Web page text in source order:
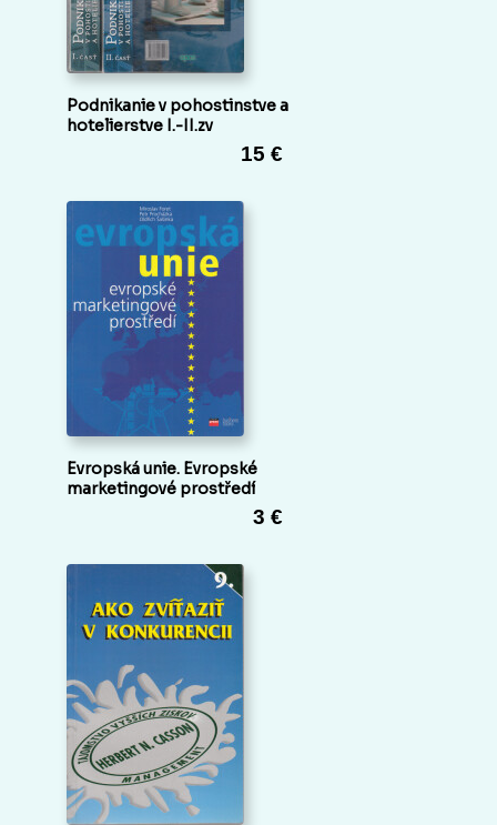
Podnikanie v pohostinstve a
hotelierstve I.-II.zv
15 €
Evropská unie. Evropské
marketingové prostředí
3 €